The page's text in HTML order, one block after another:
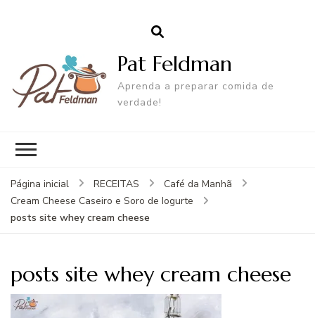
Pat Feldman
Aprenda a preparar comida de
verdade!
Página inicial RECEITAS
Café da Manhã
Cream Cheese Caseiro e Soro de Iogurte
posts site whey cream cheese
posts site whey cream cheese